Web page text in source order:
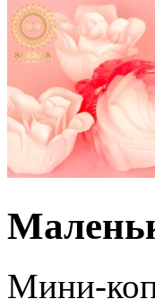
Мини-